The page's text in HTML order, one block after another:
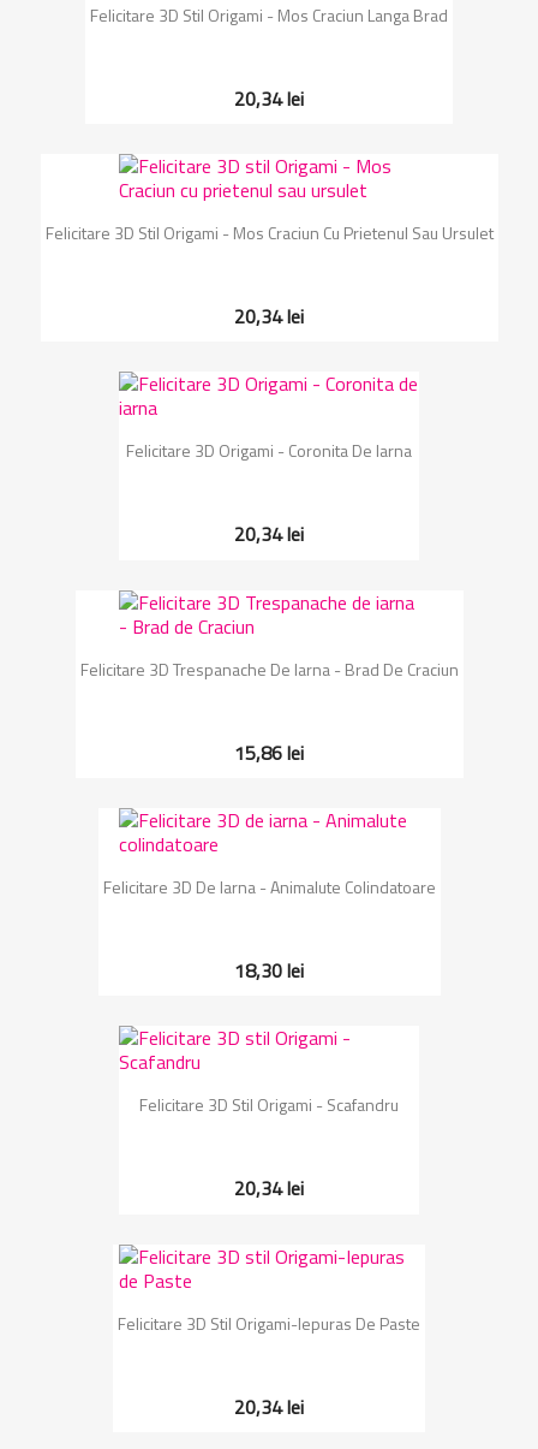
Felicitare 3D Stil Origami - Mos Craciun Langa Brad
20,34 lei
Felicitare 3D Stil Origami - Mos Craciun Cu Prietenul Sau Ursulet
20,34 lei
Felicitare 3D Origami - Coronita De Iarna
20,34 lei
Felicitare 3D Trespanache De Iarna - Brad De Craciun
15,86 lei
Felicitare 3D De Iarna - Animalute Colindatoare
18,30 lei
Felicitare 3D Stil Origami - Scafandru
20,34 lei
Felicitare 3D Stil Origami-Iepuras De Paste
20,34 lei